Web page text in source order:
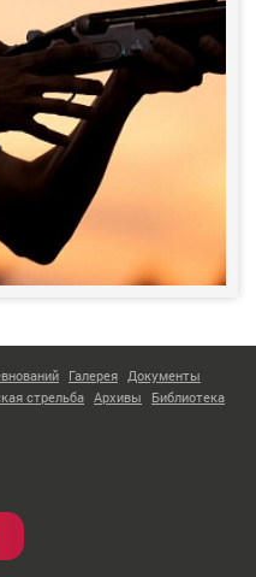
Галерея Документы
стрельба Архивы Библиотека